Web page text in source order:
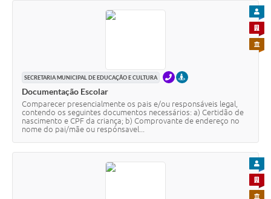
SECRETARIA MUNICIPAL DE EDUCAÇÃO E CULTURA TELEFONEPRESENCIAL
Documentação Escolar
Comparecer presencialmente os pais e/ou responsáveis legal,
contendo os seguintes documentos necessários: a) Certidão de
nascimento e CPF da criança; b) Comprovante de endereço no
nome do pai/mãe ou respónsavel...
PARA
PARA
PARA
PARA